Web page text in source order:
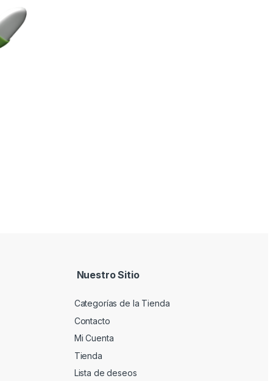
Nuestro Sitio
Categorías de la Tienda
Contacto
Mi Cuenta
Tienda
Lista de deseos